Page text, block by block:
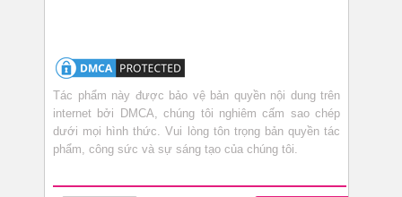
Tác phẩm này được bảo vệ bản quyền nội dung trên
internet bởi DMCA, chúng tôi nghiêm cấm sao chép
dưới mọi hình thức. Vui lòng tôn trọng bản quyền tác
phẩm, công sức và sự sáng tạo của chúng tôi.